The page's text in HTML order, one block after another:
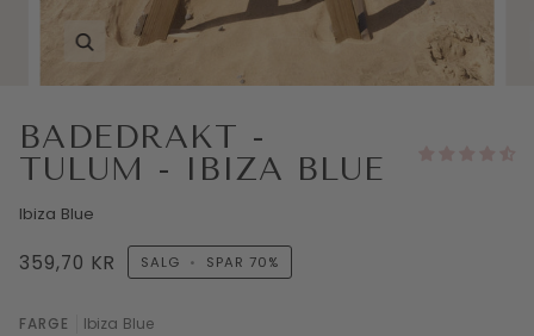
BADEDRAKT -
TULUM - IBIZA BLUE
Ibiza Blue
359,70 KR SALG • SPAR 70%
FARGE Ibiza Blue